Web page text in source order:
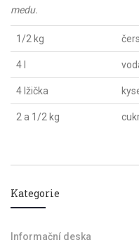
medu.
1/2 kg
4 l
4 lžička
2 a 1/2 kg
Kategorie
Informační deska